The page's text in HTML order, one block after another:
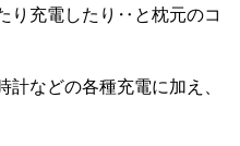
り充電したり‥と枕元のコ
などの各種充電に加え、